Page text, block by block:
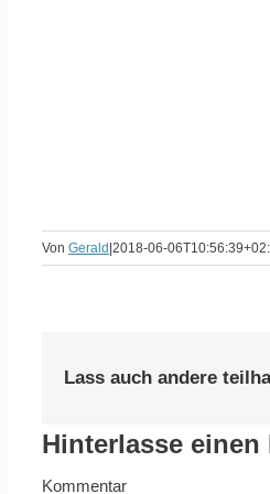
Von Gerald 2018-06-
Lass auch andere
Hinterlasse einen
Kommentar